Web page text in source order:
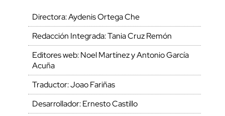
Directora: Aydenis Ortega Che
Redacción Integrada: Tania Cruz Remón
Editores web: Noel Martínez y Antonio García
Acuña
Traductor: Joao Fariñas
Desarrollador: Ernesto Castillo